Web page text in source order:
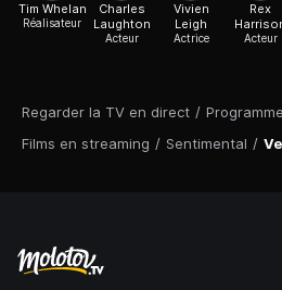
Regarder la TV en direct /
Films en streaming / Sentimental /
Tim Whelan
Réalisateur
Charles
Laughton
Acteur
Vivien
Leigh
Actrice
Rex
Acteur